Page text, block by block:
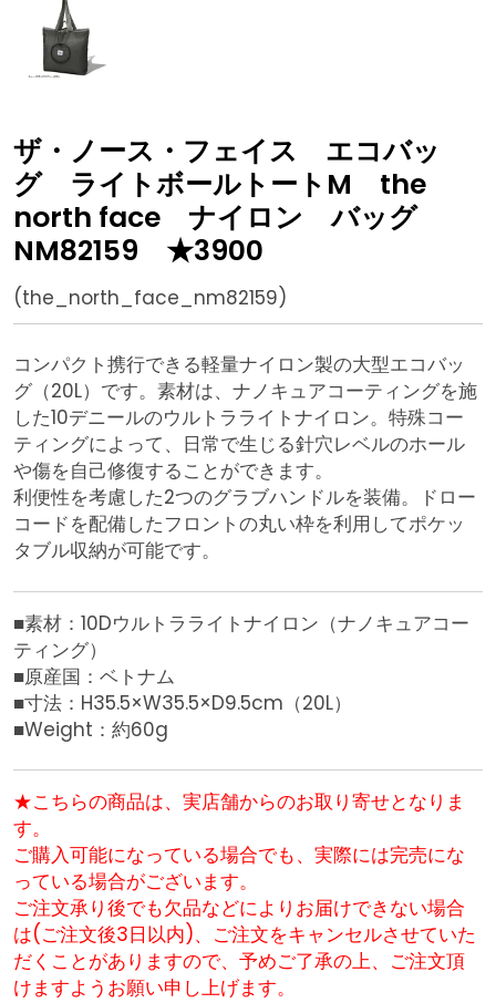
ザ・ノース・フェイス エコバッ
グ ライトボールトートM the
north face ナイロン バッグ
NM82159 ★3900
(the_north_face_nm82159)
コンパクト携行できる軽量ナイロン製の大型エコバッ
グ（20L）です。素材は、ナノキュアコーティングを施
した10デニールのウルトラライトナイロン。特殊コー
ティングによって、日常で生じる針穴レベルのホール
や傷を自己修復することができます。
利便性を考慮した2つのグラブハンドルを装備。ドロー
コードを配備したフロントの丸い枠を利用してポケッ
タブル収納が可能です。
■素材：10Dウルトラライトナイロン（ナノキュアコー
ティング）
■原産国：ベトナム
■寸法：H35.5×W35.5×D9.5cm（20L）
■Weight：約60g
★こちらの商品は、実店舗からのお取り寄せとなりま
す。
ご購入可能になっている場合でも、実際には完売にな
っている場合がございます。
ご注文承り後でも欠品などによりお届けできない場合
は(ご注文後3日以内)、ご注文をキャンセルさせていた
だくことがありますので、予めご了承の上、ご注文頂
けますようお願い申し上げます。